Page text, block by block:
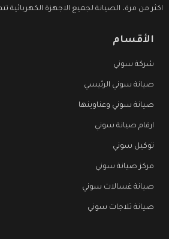
اكثر من مرة، الصيانة لجميع الاجهزة
الأقسام
شركة سوني
صيانة سوني الرئيسي
صيانة سوني وعناوينها
ارقام صيانة سوني
توكيل سوني
مركز صيانة سوني
صيانة غسالات سوني
صيانة ثلاجات سوني